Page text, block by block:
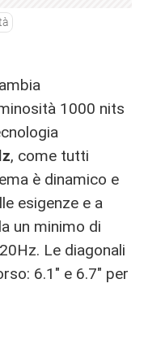
1000 nits
, come tutti
è dinamico e
esigenze e a
un minimo di
Le diagonali
6.1″ e 6.7″ per